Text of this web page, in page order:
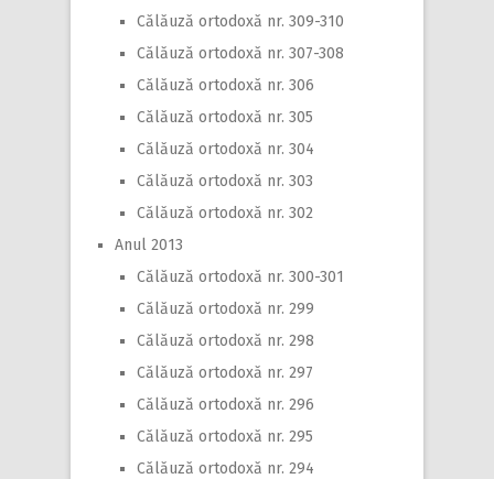
Călăuză ortodoxă nr. 309-310
Călăuză ortodoxă nr. 307-308
Călăuză ortodoxă nr. 306
Călăuză ortodoxă nr. 305
Călăuză ortodoxă nr. 304
Călăuză ortodoxă nr. 303
Călăuză ortodoxă nr. 302
Anul 2013
Călăuză ortodoxă nr. 300-301
Călăuză ortodoxă nr. 299
Călăuză ortodoxă nr. 298
Călăuză ortodoxă nr. 297
Călăuză ortodoxă nr. 296
Călăuză ortodoxă nr. 295
Călăuză ortodoxă nr. 294